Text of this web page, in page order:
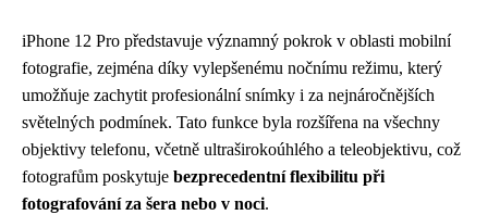
iPhone 12 Pro představuje významný pokrok v oblasti mobilní
fotografie, zejména díky vylepšenému nočnímu režimu, který
umožňuje zachytit profesionální snímky i za nejnáročnějších
světelných podmínek. Tato funkce byla rozšířena na všechny
objektivy telefonu, včetně ultraširokoúhlého a teleobjektivu, což
fotografům poskytuje bezprecedentní flexibilitu při
fotografování za šera nebo v noci.